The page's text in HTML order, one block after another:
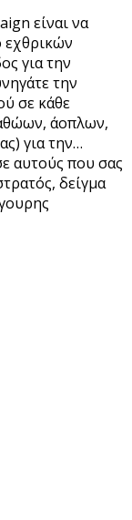
είναι να
εχθρικών
για την
την
σε κάθε
άοπλων,
για την…
αυτούς που σας
δείγμα